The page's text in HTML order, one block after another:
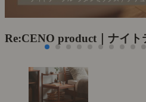
Re:CENO product｜ナイ